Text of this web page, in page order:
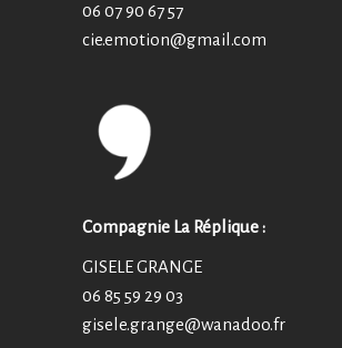
06 07 90 67 57
cie.emotion@gmail.com
Compagnie La Réplique :
GISELE GRANGE
06 85 59 29 03
gisele.grange@wanadoo.fr